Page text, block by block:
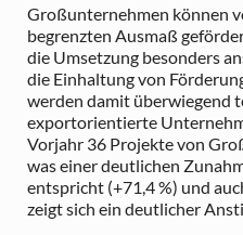
Großunternehmen können
begrenzten Ausmaß
die Umsetzung besonders
die Einhaltung von
werden damit überwiegend
exportorientierte
Vorjahr 36 Projekte von
was einer deutlichen
entspricht (+71,4 %) und
zeigt sich ein deutlicher